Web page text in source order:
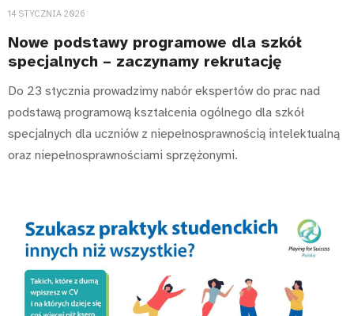
14 STYCZNIA 2026
Nowe podstawy programowe dla szkół
specjalnych – zaczynamy rekrutację
Do 23 stycznia prowadzimy nabór ekspertów do prac nad
podstawą programową kształcenia ogólnego dla szkół
specjalnych dla uczniów z niepełnosprawnością intelektualną
oraz niepełnosprawnościami sprzężonymi.